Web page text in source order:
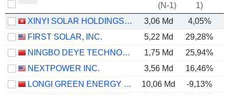
(N-1)
1)
XINYI SOLAR HOLDINGS LIMITED 3,06 Md 4,05%
FIRST SOLAR, INC.
5,22 Md 29,28%
NINGBO DEYE TECHNOLOGY GROUP CO., LTD.
1,75 Md 25,94%
NEXTPOWER INC.
3,56 Md 16,46%
LONGI GREEN ENERGY TECHNOLOGY CO., LTD.
10,06 Md -9,13%